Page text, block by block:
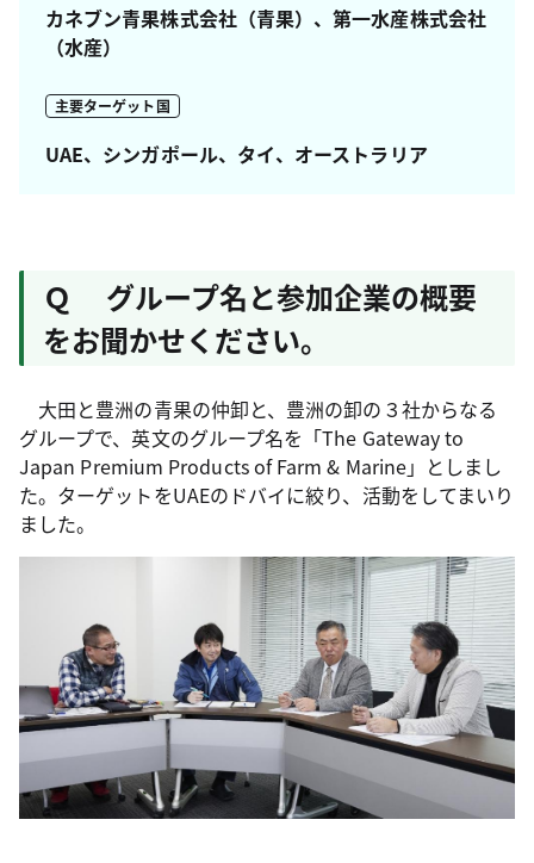
カネブン青果株式会社（青果）、第一水産株式会社
（水産）
主要ターゲット国
UAE、シンガポール、タイ、オーストラリア
Ｑ グループ名と参加企業の概要
をお聞かせください。
大田と豊洲の青果の仲卸と、豊洲の卸の３社からなる
グループで、英文のグループ名を「The Gateway to
Japan Premium Products of Farm & Marine」としまし
た。ターゲットをUAEのドバイに絞り、活動をしてまいり
ました。